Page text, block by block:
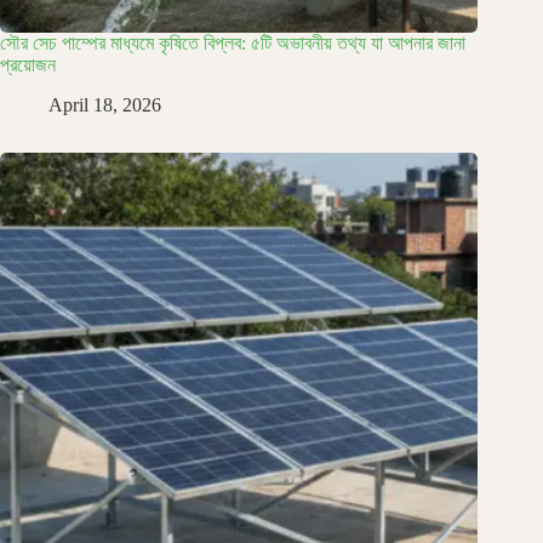
সৌর সেচ পাম্পের মাধ্যমে কৃষিতে বিপ্লব: ৫টি অভাবনীয় তথ্য যা আপনার জানা
প্রয়োজন
April 18, 2026